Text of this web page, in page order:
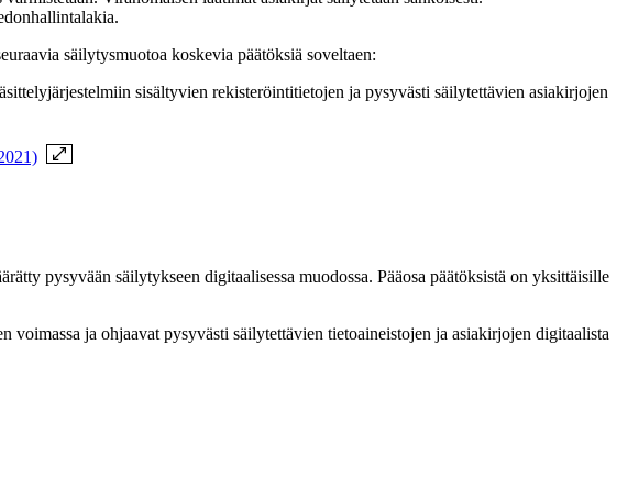
säilytysmuotoa koskevia päätöksiä soveltaen:
sisältyvien rekisteröintitietojen ja pysyvästi säilytettävien asiakirjojen
pysyvään säilytykseen digitaalisessa muodossa. Pääosa päätöksistä on yksittäisille
voimassa ja ohjaavat pysyvästi säilytettävien tietoaineistojen ja asiakirjojen digitaalista